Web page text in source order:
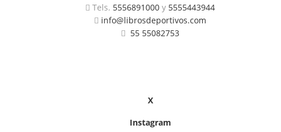
Tels. 5556891000 y 5555443944
info@librosdeportivos.com
55 55082753
X
Instagram